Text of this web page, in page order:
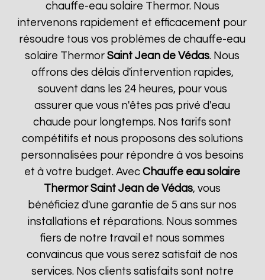
chauffe-eau solaire Thermor. Nous
intervenons rapidement et efficacement pour
résoudre tous vos problèmes de chauffe-eau
solaire ThermorSaint Jean de Védas. Nous
offrons des délais d'intervention rapides,
souvent dans les 24 heures, pour vous
assurer que vous n'êtes pas privé d'eau
chaude pour longtemps. Nos tarifs sont
compétitifs et nous proposons des solutions
personnalisées pour répondre à vos besoins
et à votre budget. AvecChauffe eau solaire
Thermor Saint Jean de Védas, vous
bénéficiez d'une garantie de 5 ans sur nos
installations et réparations. Nous sommes
fiers de notre travail et nous sommes
convaincus que vous serez satisfait de nos
services. Nos clients satisfaits sont notre